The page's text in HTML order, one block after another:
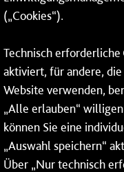
Fax: 06131 – 12 66 66
* Montags bis
Wochenenden und
Anrufe je nach
RMV oder von
ausschließlich
meinRad.
(„Cookies“).
Technisch
aktiviert, für andere,
Website verwenden,
„Alle erlauben“
können Sie eine
„Auswahl speichern“
Über „Nur technisch